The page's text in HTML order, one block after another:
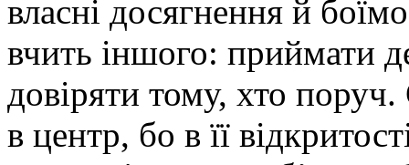
власні досягнення й
вчить іншого: приймати
довіряти тому, хто
в центр, бо в її